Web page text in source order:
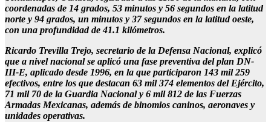
coordenadas de 14 grados, 53 minutos y 56 segundos en la latitud
norte y 94 grados, un minutos y 37 segundos en la latitud oeste,
con una profundidad de 41.1 kilómetros.
Ricardo Trevilla Trejo, secretario de la Defensa Nacional, explicó
que a nivel nacional se aplicó una fase preventiva del plan DN-
III-E, aplicado desde 1996, en la que participaron 143 mil 259
efectivos, entre los que destacan 63 mil 374 elementos del Ejército,
71 mil 70 de la Guardia Nacional y 6 mil 812 de las Fuerzas
Armadas Mexicanas, además de binomios caninos, aeronaves y
unidades operativas.